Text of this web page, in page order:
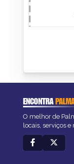
ENCONTRA
O melhor de
locais, serviços